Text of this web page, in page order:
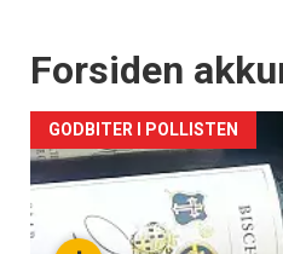
Forsiden
GODBITER I POLLISTEN